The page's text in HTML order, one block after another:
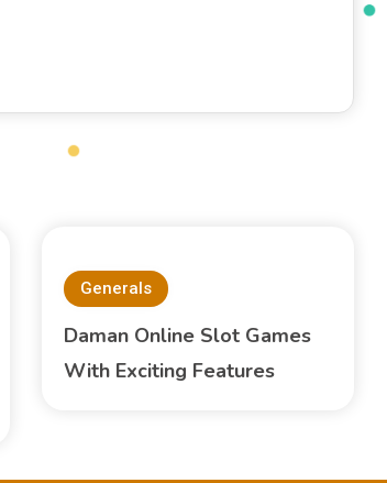
Generals
Daman Online Slot Games
With Exciting Features